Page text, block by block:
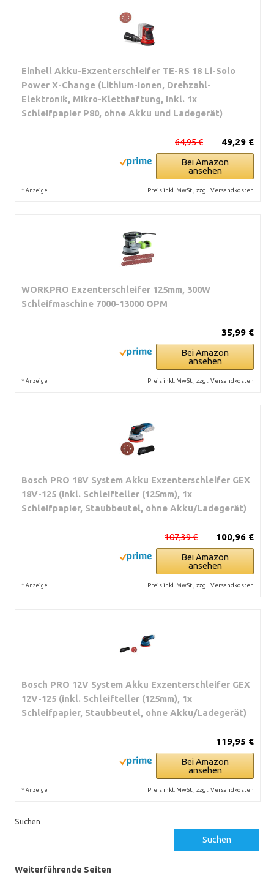
Einhell Akku-Exzenterschleifer TE-RS 18 Li-Solo
Power X-Change (Lithium-Ionen, Drehzahl-
Elektronik, Mikro-Kletthaftung, inkl. 1x
Schleifpapier P80, ohne Akku und Ladegerät)
49,29 €
64,95 €
Bei Amazon
ansehen
* Anzeige Preis inkl. MwSt., zzgl. Versandkosten
WORKPRO Exzenterschleifer 125mm, 300W
Schleifmaschine 7000-13000 OPM
35,99 €
Bei Amazon
ansehen
* Anzeige Preis inkl. MwSt., zzgl. Versandkosten
Bosch PRO 18V System Akku Exzenterschleifer GEX
18V-125 (inkl. Schleifteller (125mm), 1x
Schleifpapier, Staubbeutel, ohne Akku/Ladegerät)
100,96 €
107,39 €
Bei Amazon
ansehen
* Anzeige Preis inkl. MwSt., zzgl. Versandkosten
Bosch PRO 12V System Akku Exzenterschleifer GEX
12V-125 (inkl. Schleifteller (125mm), 1x
Schleifpapier, Staubbeutel, ohne Akku/Ladegerät)
119,95 €
Bei Amazon
ansehen
* Anzeige Preis inkl. MwSt., zzgl. Versandkosten
Suchen
Suchen
Weiterführende Seiten